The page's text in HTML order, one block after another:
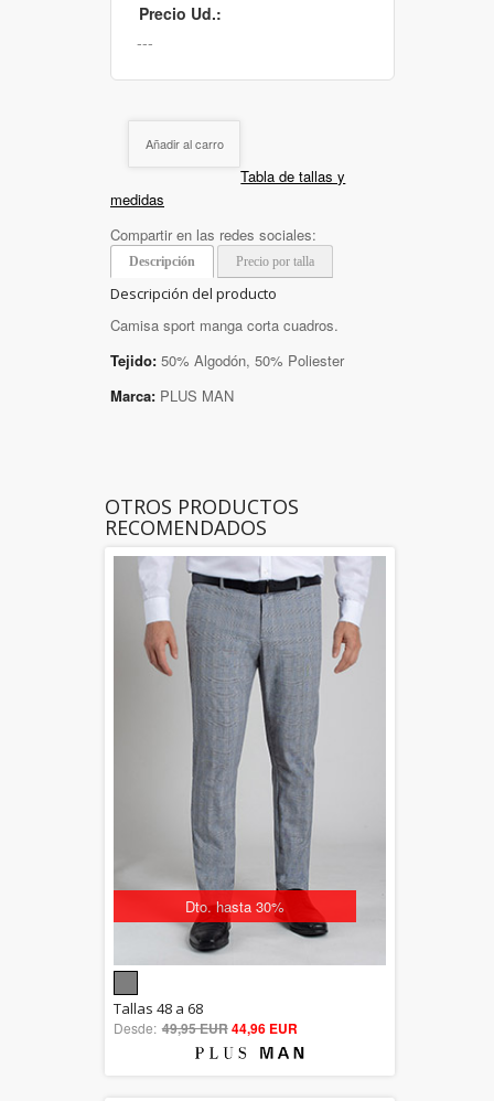
Precio Ud.:
Añadir al carro
Tabla de tallas y
medidas
Compartir en las redes sociales:
Descripción Precio por talla
Descripción del producto
Camisa sport manga corta cuadros.
Tejido: 50% Algodón, 50% Poliester
Marca: PLUS MAN
OTROS PRODUCTOS
RECOMENDADOS
Dto. hasta 30%
out of 5
Tallas 48 a 68
Desde: 49,95 EUR44,96 EUR